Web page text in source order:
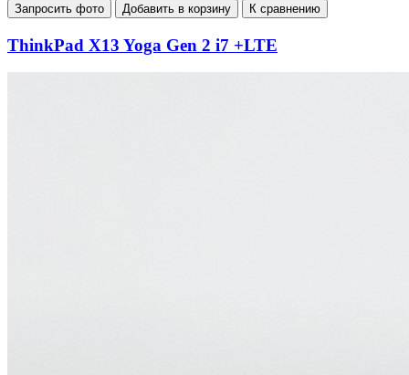
Запросить фото Добавить в корзину К сравнению
ThinkPad X13 Yoga Gen 2 i7 +LTE